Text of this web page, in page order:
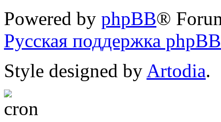
Powered by phpBB®
Русская поддержка phpBB
Style designed by Artodia.